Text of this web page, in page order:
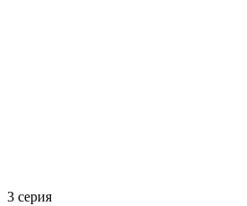
3 серия